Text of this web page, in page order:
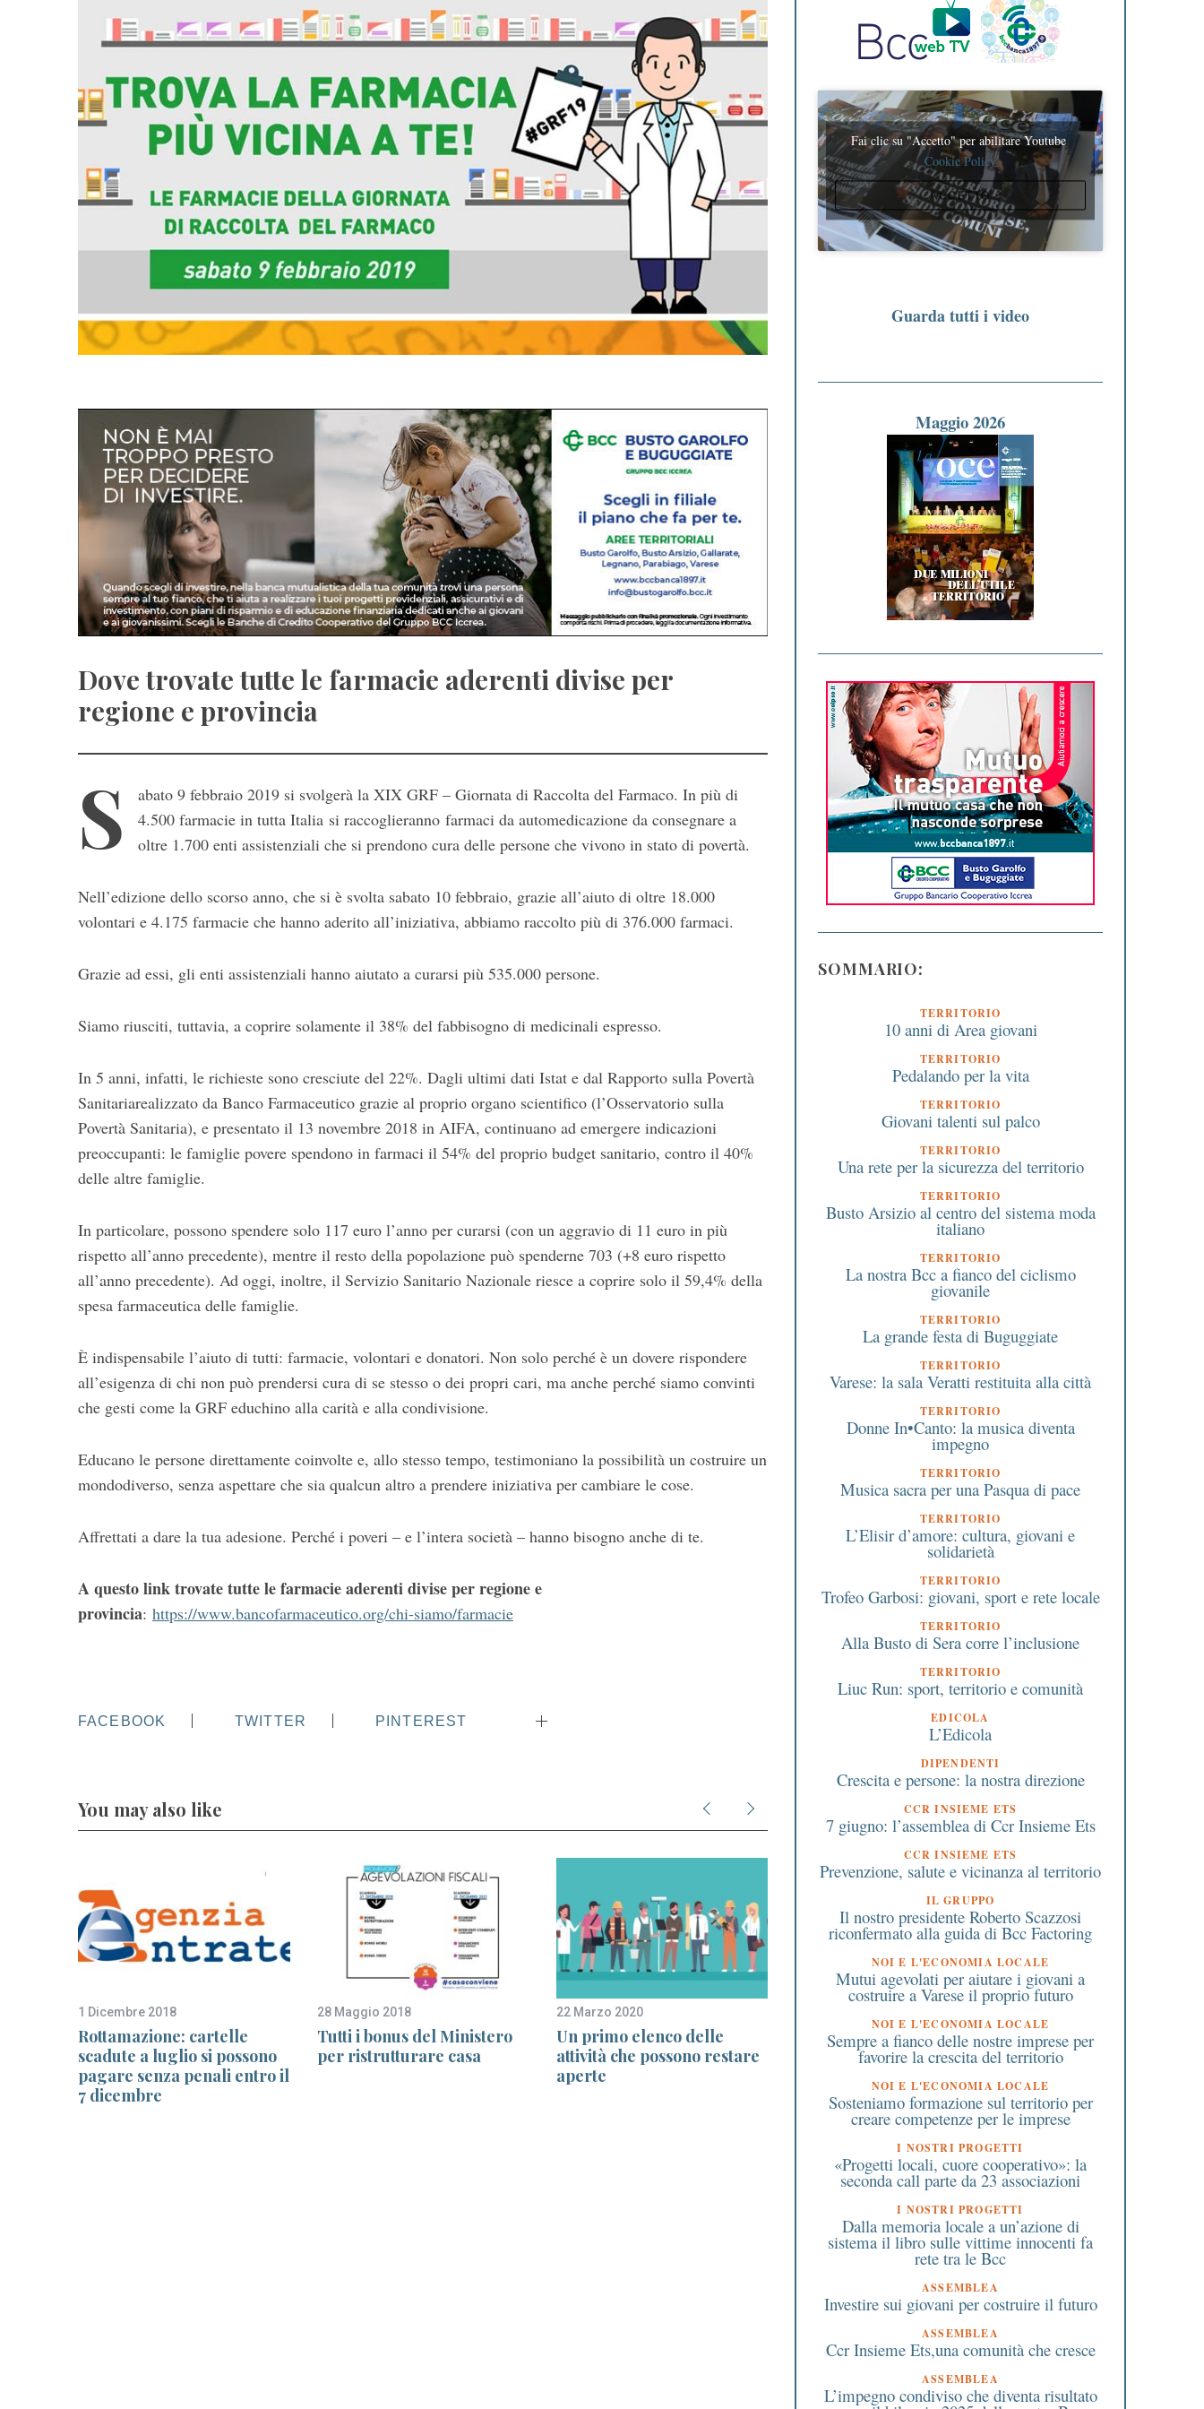
Dove trovate tutte le farmacie aderenti divise per
regione e provincia
S
abato 9 febbraio 2019 si svolgerà la XIX GRF – Giornata di Raccolta del Farmaco. In più di
4.500 farmacie in tutta Italia si raccoglieranno farmaci da automedicazione da consegnare a
oltre 1.700 enti assistenziali che si prendono cura delle persone che vivono in stato di povertà.
Nell’edizione dello scorso anno, che si è svolta sabato 10 febbraio, grazie all’aiuto di oltre 18.000
volontari e 4.175 farmacie che hanno aderito all’iniziativa, abbiamo raccolto più di 376.000 farmaci.
Grazie ad essi, gli enti assistenziali hanno aiutato a curarsi più 535.000 persone.
Siamo riusciti, tuttavia, a coprire solamente il 38% del fabbisogno di medicinali espresso.
In 5 anni, infatti, le richieste sono cresciute del 22%. Dagli ultimi dati Istat e dal Rapporto sulla Povertà
Sanitariarealizzato da Banco Farmaceutico grazie al proprio organo scientifico (l’Osservatorio sulla
Povertà Sanitaria), e presentato il 13 novembre 2018 in AIFA, continuano ad emergere indicazioni
preoccupanti: le famiglie povere spendono in farmaci il 54% del proprio budget sanitario, contro il 40%
delle altre famiglie.
In particolare, possono spendere solo 117 euro l’anno per curarsi (con un aggravio di 11 euro in più
rispetto all’anno precedente), mentre il resto della popolazione può spenderne 703 (+8 euro rispetto
all’anno precedente). Ad oggi, inoltre, il Servizio Sanitario Nazionale riesce a coprire solo il 59,4% della
spesa farmaceutica delle famiglie.
È indispensabile l’aiuto di tutti: farmacie, volontari e donatori. Non solo perché è un dovere rispondere
all’esigenza di chi non può prendersi cura di se stesso o dei propri cari, ma anche perché siamo convinti
che gesti come la GRF educhino alla carità e alla condivisione.
Educano le persone direttamente coinvolte e, allo stesso tempo, testimoniano la possibilità un costruire un
mondodiverso, senza aspettare che sia qualcun altro a prendere iniziativa per cambiare le cose.
Affrettati a dare la tua adesione. Perché i poveri – e l’intera società – hanno bisogno anche di te.
A questo link trovate tutte le farmacie aderenti divise per regione e
provincia: https://www.bancofarmaceutico.org/chi-siamo/farmacie
FACEBOOK TWITTER PINTEREST
You may also like
1 Dicembre 2018
Rottamazione: cartelle
scadute a luglio si possono
pagare senza penali entro il
7 dicembre
28 Maggio 2018
Tutti i bonus del Ministero
per ristrutturare casa
22 Marzo 2020
Un primo elenco delle
attività che possono restare
aperte
Polizia: 12 regole per
proteggere i propri dati
Tribunale Ue
bontà del Fondo
depositi (FITD)
Fai clic su "Accetto" per abilitare Youtube
Cookie Policy
ACCETTO
Guarda tutti i video
Maggio 2026
SOMMARIO:
TERRITORIO
10 anni di Area giovani
TERRITORIO
Pedalando per la vita
TERRITORIO
Giovani talenti sul palco
TERRITORIO
Una rete per la sicurezza del territorio
TERRITORIO
Busto Arsizio al centro del sistema moda
italiano
TERRITORIO
La nostra Bcc a fianco del ciclismo
giovanile
TERRITORIO
La grande festa di Buguggiate
TERRITORIO
Varese: la sala Veratti restituita alla città
TERRITORIO
Donne In•Canto: la musica diventa
impegno
TERRITORIO
Musica sacra per una Pasqua di pace
TERRITORIO
L’Elisir d’amore: cultura, giovani e
solidarietà
TERRITORIO
Trofeo Garbosi: giovani, sport e rete locale
TERRITORIO
Alla Busto di Sera corre l’inclusione
TERRITORIO
Liuc Run: sport, territorio e comunità
EDICOLA
L’Edicola
DIPENDENTI
Crescita e persone: la nostra direzione
CCR INSIEME ETS
7 giugno: l’assemblea di Ccr Insieme Ets
CCR INSIEME ETS
Prevenzione, salute e vicinanza al territorio
IL GRUPPO
Il nostro presidente Roberto Scazzosi
riconfermato alla guida di Bcc Factoring
NOI E L'ECONOMIA LOCALE
Mutui agevolati per aiutare i giovani a
costruire a Varese il proprio futuro
NOI E L'ECONOMIA LOCALE
Sempre a fianco delle nostre imprese per
favorire la crescita del territorio
NOI E L'ECONOMIA LOCALE
Sosteniamo formazione sul territorio per
creare competenze per le imprese
I NOSTRI PROGETTI
«Progetti locali, cuore cooperativo»: la
seconda call parte da 23 associazioni
I NOSTRI PROGETTI
Dalla memoria locale a un’azione di
sistema il libro sulle vittime innocenti fa
rete tra le Bcc
ASSEMBLEA
Investire sui giovani per costruire il futuro
ASSEMBLEA
Ccr Insieme Ets,una comunità che cresce
ASSEMBLEA
L’impegno condiviso che diventa risultato
S
h
f
o